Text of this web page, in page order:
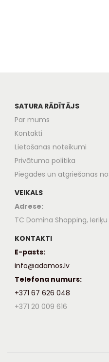
SATURA RĀDĪTĀJS
Par mums
Kontakti
Lietošanas noteikumi
Privātuma politika
Piegādes un atgriešanas
VEIKALS
Adrese:
TC Domina Shopping, Ieriķu
KONTAKTI
E-pasts:
info@adamos.lv
Telefona numurs:
+371 67 626 048
+371 20 009 616